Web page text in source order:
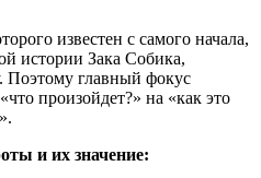
известен с самого начала,
истории Зака Собика,
Поэтому главный фокус
произойдет?» на «как это
и их значение: